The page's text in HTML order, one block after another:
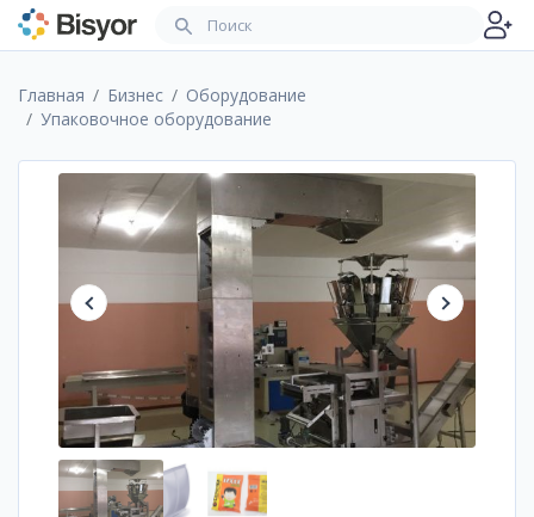
Главная Бизнес
Оборудование
Упаковочное оборудование